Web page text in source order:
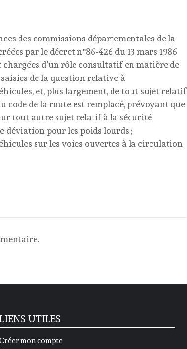
des commissions départementales de la
par le décret n°86-426 du 13 mars 1986
d’un rôle consultatif en matière de
de la question relative à
et, plus largement, de tout sujet relatif
code de la route est remplacé, prévoyant que
tout autre sujet relatif à la sécurité
déviation pour les poids lourds ;
sur les voies ouvertes à la circulation
LIENS UTILES
Créer mon compte